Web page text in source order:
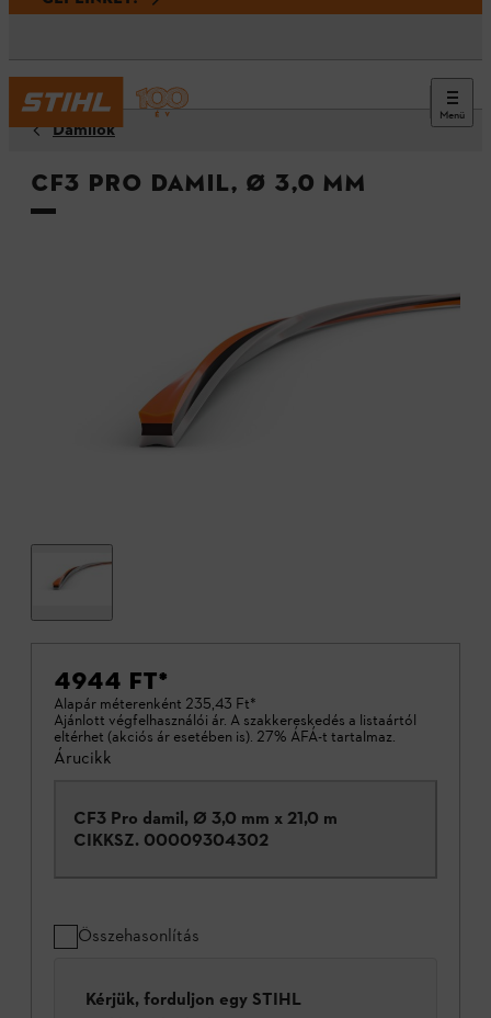
Menü
Damilok
CF3 Pro damil, Ø 3,0 mm
4944 FT*
Alapár méterenként 235,43 Ft*
Ajánlott végfelhasználói ár. A szakkereskedés a listaártól
eltérhet (akciós ár esetében is). 27% ÁFÁ-t tartalmaz.
Árucikk
CF3 Pro damil, Ø 3,0 mm x 21,0 m
CIKKSZ. 00009304302
Összehasonlítás
Kérjük, forduljon egy STIHL